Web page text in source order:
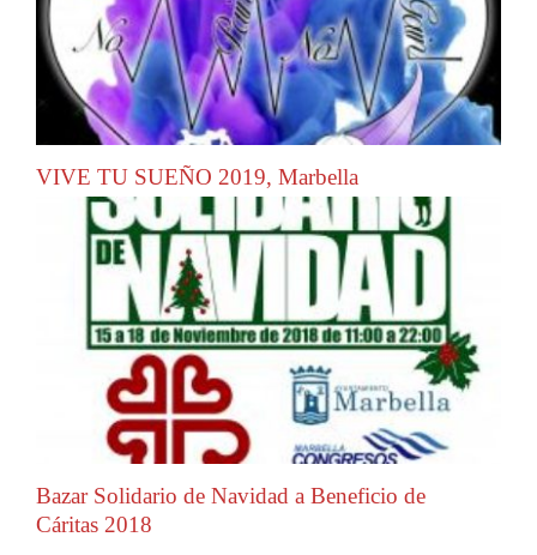
VIVE TU SUEÑO 2019, Marbella
Bazar Solidario de Navidad a Beneficio de
Cáritas 2018